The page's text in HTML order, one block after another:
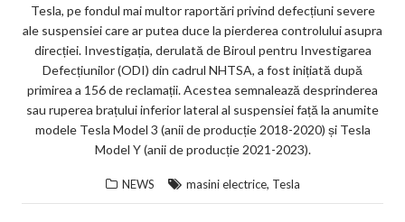
Tesla, pe fondul mai multor raportări privind defecțiuni severe
ale suspensiei care ar putea duce la pierderea controlului asupra
direcției. Investigația, derulată de Biroul pentru Investigarea
Defecțiunilor (ODI) din cadrul NHTSA, a fost inițiată după
primirea a 156 de reclamații. Acestea semnalează desprinderea
sau ruperea brațului inferior lateral al suspensiei față la anumite
modele Tesla Model 3 (anii de producție 2018-2020) și Tesla
Model Y (anii de producție 2021-2023).
NEWS masini electrice, Tesla